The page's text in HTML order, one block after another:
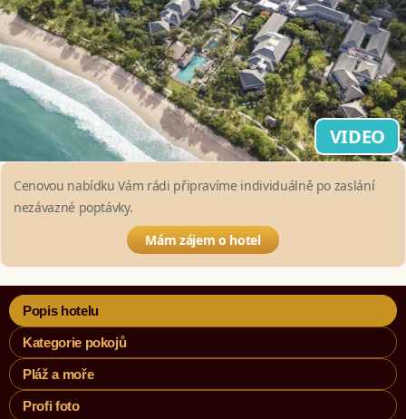
VIDEO
Cenovou nabídku Vám rádi připravíme individuálně po zaslání
nezávazné poptávky.
Mám zájem o hotel
Popis hotelu
Kategorie pokojů
Pláž a moře
Profi foto